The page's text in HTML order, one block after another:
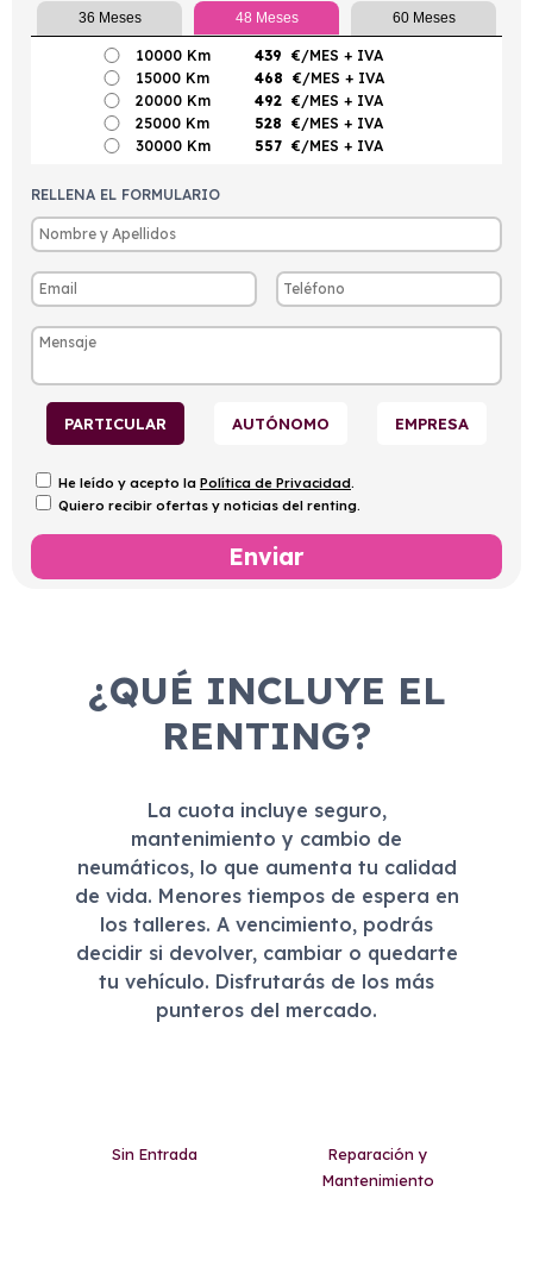
36 Meses 48 Meses 60 Meses
10000 Km 439 €/MES + IVA
15000 Km
468 €/MES + IVA
20000 Km
492 €/MES + IVA
25000 Km
528 €/MES + IVA
30000 Km
557 €/MES + IVA
RELLENA EL FORMULARIO
PARTICULAR AUTÓNOMO EMPRESA
He leído y acepto la Política de Privacidad.
Quiero recibir ofertas y noticias del renting.
¿QUÉ INCLUYE EL
RENTING?
La cuota incluye seguro,
mantenimiento y cambio de
neumáticos, lo que aumenta tu calidad
de vida. Menores tiempos de espera en
los talleres. A vencimiento, podrás
decidir si devolver, cambiar o quedarte
tu vehículo. Disfrutarás de los más
punteros del mercado.
Sin Entrada
Reparación y
Mantenimiento